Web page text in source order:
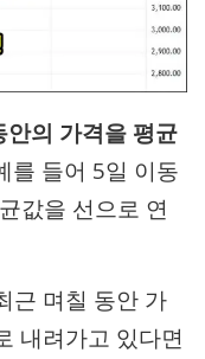
의 가격을 평균
를 들어 5일 이동
값을 선으로 연
근 며칠 동안 가
내려가고 있다면